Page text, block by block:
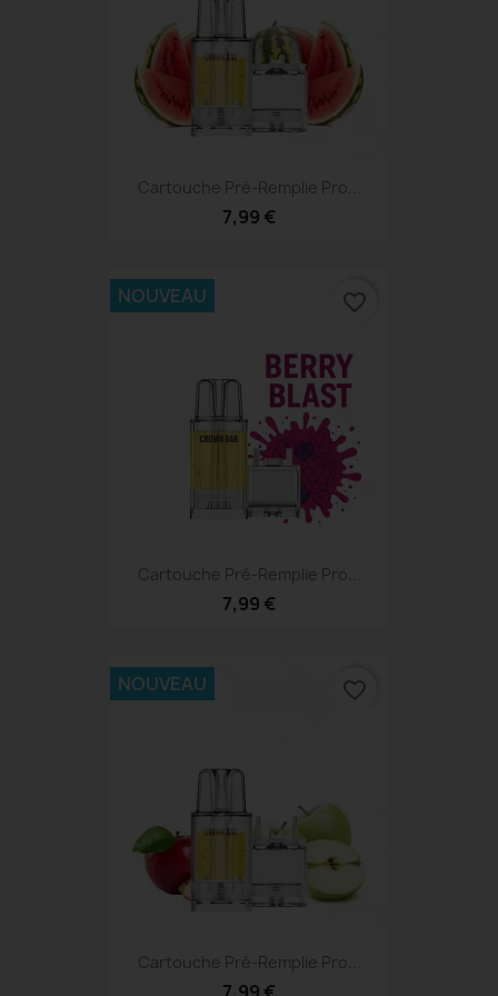
Cartouche Pré-Remplie Pro...
7,99 €
Cartouche Pré-Remplie Pro...
7,99 €
NOUVEAU favorite_border
Cartouche Pré-Remplie Pro...
NOUVEAU favorite_border